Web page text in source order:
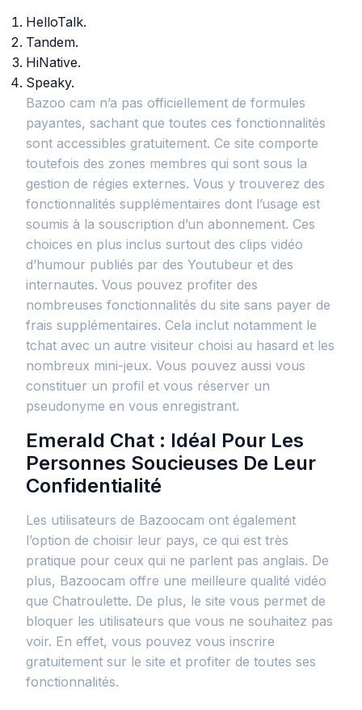
HelloTalk.
Tandem.
HiNative.
Speaky.
Bazoo cam n’a pas officiellement de formules
payantes, sachant que toutes ces fonctionnalités
sont accessibles gratuitement. Ce site comporte
toutefois des zones membres qui sont sous la
gestion de régies externes. Vous y trouverez des
fonctionnalités supplémentaires dont l’usage est
soumis à la souscription d’un abonnement. Ces
choices en plus inclus surtout des clips vidéo
d’humour publiés par des Youtubeur et des
internautes. Vous pouvez profiter des
nombreuses fonctionnalités du site sans payer de
frais supplémentaires. Cela inclut notamment le
tchat avec un autre visiteur choisi au hasard et les
nombreux mini-jeux. Vous pouvez aussi vous
constituer un profil et vous réserver un
pseudonyme en vous enregistrant.
Emerald Chat : Idéal Pour Les
Personnes Soucieuses De Leur
Confidentialité
Les utilisateurs de Bazoocam ont également
l’option de choisir leur pays, ce qui est très
pratique pour ceux qui ne parlent pas anglais. De
plus, Bazoocam offre une meilleure qualité vidéo
que Chatroulette. De plus, le site vous permet de
bloquer les utilisateurs que vous ne souhaitez pas
voir. En effet, vous pouvez vous inscrire
gratuitement sur le site et profiter de toutes ses
fonctionnalités.